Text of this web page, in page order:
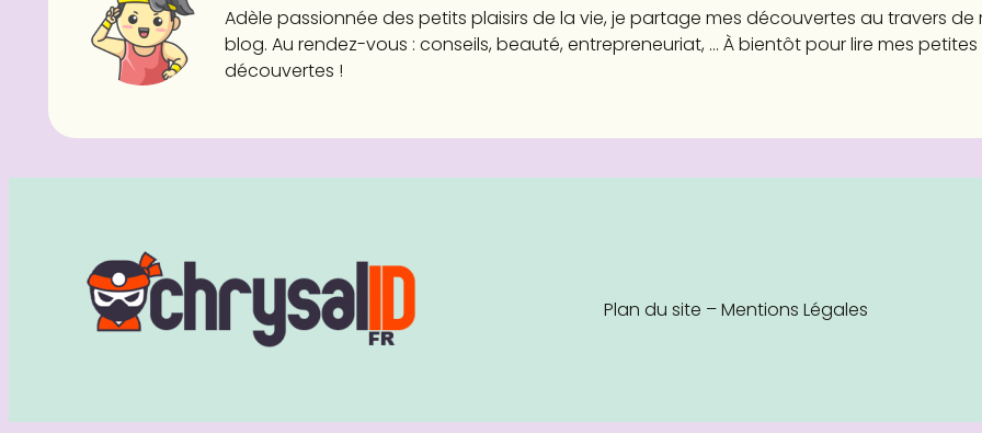
Adèle passionnée des petits plaisirs de la vie, je partage mes découvertes au travers de
blog. Au rendez-vous : conseils, beauté, entrepreneuriat, ... À bientôt pour lire mes petites
découvertes !
Plan du site –Mentions Légales